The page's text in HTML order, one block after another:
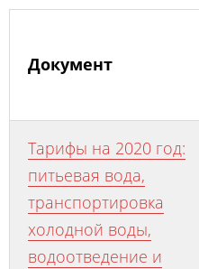
Документ
Тарифы на 2020 год:
питьевая вода,
транспортировка
холодной воды,
водоотведение и